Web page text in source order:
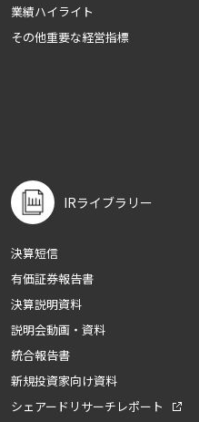
業績ハイライト
その他重要な経営指標
IRライブラリー
決算短信
有価証券報告書
決算説明資料
説明会動画・資料
統合報告書
新規投資家向け資料
シェアードリサーチレポート